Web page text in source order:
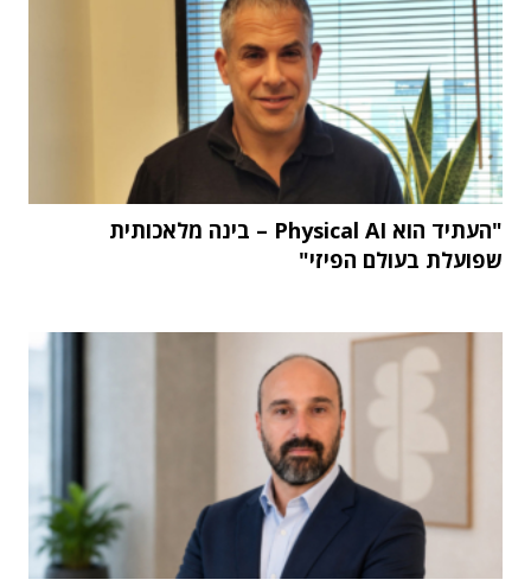
"העתיד הוא Physical AI – בינה מלאכותית
שפועלת בעולם הפיזי"